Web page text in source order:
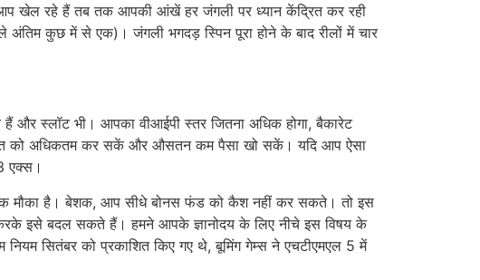
आप खेल रहे हैं तब तक आपकी आंखें हर जंगली पर ध्यान केंद्रित कर रही
अंतिम कुछ में से एक)। जंगली भगदड़ स्पिन पूरा होने के बाद रीलों में चार
स्लॉट भी। आपका वीआईपी स्तर जितना अधिक होगा, बैकारेट
को अधिकतम कर सकें और औसतन कम पैसा खो सकें। यदि आप ऐसा
एक्स।
मौका है। बेशक, आप सीधे बोनस फंड को कैश नहीं कर सकते। तो इस
इसे बदल सकते हैं। हमने आपके ज्ञानोदय के लिए नीचे इस विषय के
सितंबर को प्रकाशित किए गए थे, बूमिंग गेम्स ने एचटीएमएल 5 में